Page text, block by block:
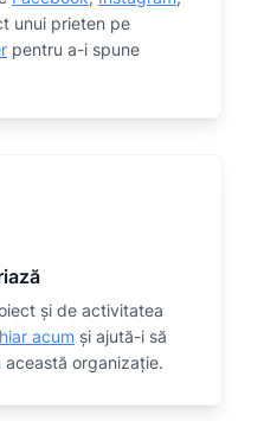
unui prieten pe
pentru a-i spune
și de activitatea
acum și ajută-i să
această organizaţie.